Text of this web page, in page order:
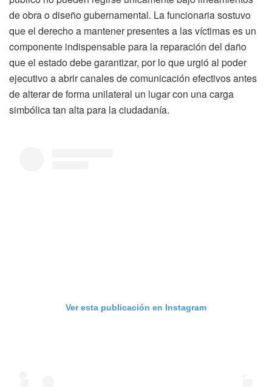
de obra o diseño gubernamental. La funcionaria sostuvo
que el derecho a mantener presentes a las víctimas es un
componente indispensable para la reparación del daño
que el estado debe garantizar, por lo que urgió al poder
ejecutivo a abrir canales de comunicación efectivos antes
de alterar de forma unilateral un lugar con una carga
simbólica tan alta para la ciudadanía.
Ver esta publicación en Instagram